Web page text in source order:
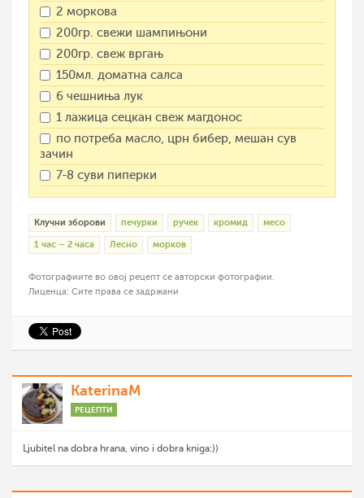
2 моркова
200гр. свежи шампињони
200гр. свеж вргањ
150мл. доматна салса
6 чешниња лук
1 лажица сецкан свеж магдонос
по потреба масло, црн бибер, мешан сув
зачин
7-8 суви пиперки
Клучни зборови печурки ручек кромид месо
1 час – 2 часа Лесно морков
Фотографиите во овој рецепт се авторски фотографии.
Лиценца: Сите права се задржани
KaterinaM
РЕЦЕПТИ
Ljubitel na dobra hrana, vino i dobra kniga:))